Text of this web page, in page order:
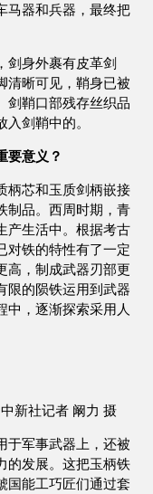
马器和兵器，最终把
剑身外裹有皮革剑
清晰可见，鞘身已被
剑鞘口部残存丝织品
剑鞘中的。
要意义？
柄芯和玉质剑柄嵌接
制品。西周时期，青
产生活中。根据考古
对铁的特性有了一定
高，制成武器刃部更
限的陨铁运用到武器
中，逐渐探索采用人
中新社记者阚力 摄
于军事武器上，还被
的发展。这把玉柄铁
国能工巧匠们通过套